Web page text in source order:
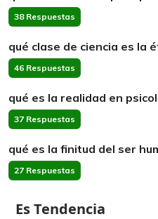
38 Respuestas
qué clase de ciencia es la
46 Respuestas
qué es la realidad en
37 Respuestas
qué es la finitud del ser
27 Respuestas
Es Tendencia